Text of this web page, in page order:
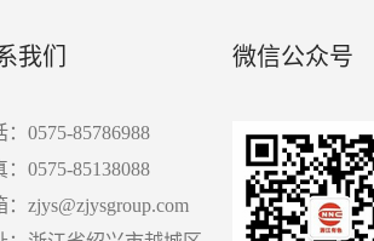
我们
：0575-85786988
：0575-85138088
：zjys@zjysgroup.com
微信公众号